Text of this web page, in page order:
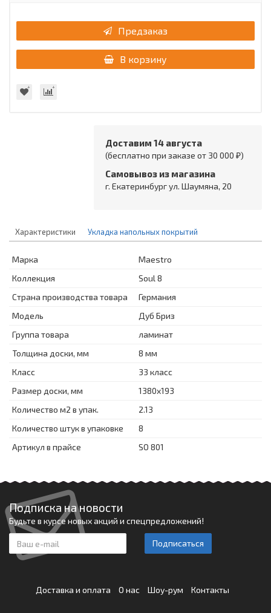
Предзаказ
В корзину
Доставим 14 августа
(бесплатно при заказе от 30 000 ₽)
Самовывоз из магазина
г. Екатеринбург ул. Шаумяна, 20
Характеристики Укладка напольных покрытий
Марка
Maestro
Коллекция
Soul 8
Страна производства товара
Германия
Модель
Дуб Бриз
Группа товара
ламинат
Толщина доски, мм
8 мм
Класс
33 класс
Размер доски, мм
1380x193
Количество м2 в упак.
2.13
Количество штук в упаковке
8
Артикул в прайсе
SO 801
Подписка на новости
Будьте в курсе новых акций и спецпредложений!
Подписаться
Доставка и оплата О нас Шоу-рум Контакты